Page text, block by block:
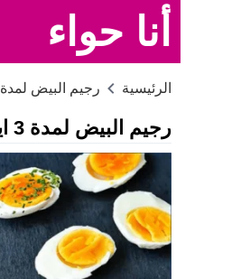
أنا حواء
الرئيسية رجيم البيض لمدة 3 ايام
رجيم البيض لمدة 3 ايام